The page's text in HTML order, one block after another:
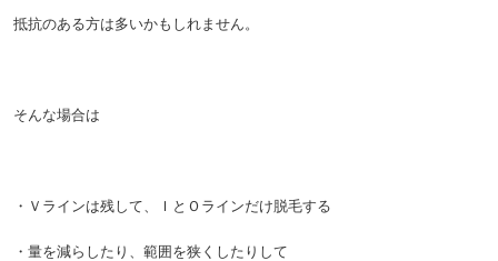
抵抗のある方は多いかもしれません。
そんな場合は
・Ｖラインは残して、ＩとＯラインだけ脱毛する
・量を減らしたり、範囲を狭くしたりして